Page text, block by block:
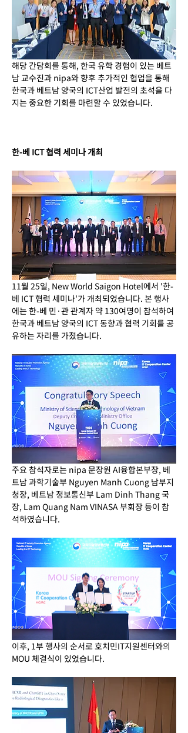
해당 간담회를 통해, 한국 유학 경험이 있는 베트
남 교수진과 nipa와 향후 추가적인 협업을 통해
한국과 베트남 양국의 ICT산업 발전의 초석을 다
지는 중요한 기회를 마련할 수 있었습니다.
한-베 ICT 협력 세미나 개최
11월 25일, New World Saigon Hotel에서 '한-
베 ICT 협력 세미나'가 개최되었습니다. 본 행사
에는 한-베 민·관 관계자 약 130여명이 참석하여
한국과 베트남 양국의 ICT 동향과 협력 기회를 공
유하는 자리를 가졌습니다.
주요 참석자로는 nipa 문장원 AI융합본부장, 베
트남 과학기술부 Nguyen Manh Cuong 남부지
청장, 베트남 정보통신부 Lam Dinh Thang 국
장, Lam Quang Nam VINASA 부회장 등이 참
석하였습니다.
이후, 1부 행사의 순서로 호치민IT지원센터와의
MOU 체결식이 있었습니다.